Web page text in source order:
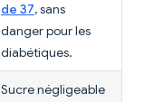
de 37, sans
danger pour les
diabétiques.
Sucre négligeable